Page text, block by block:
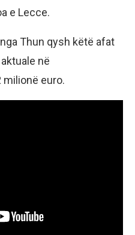
e Lecce.
Thun qysh këtë afat
në
milionë euro.